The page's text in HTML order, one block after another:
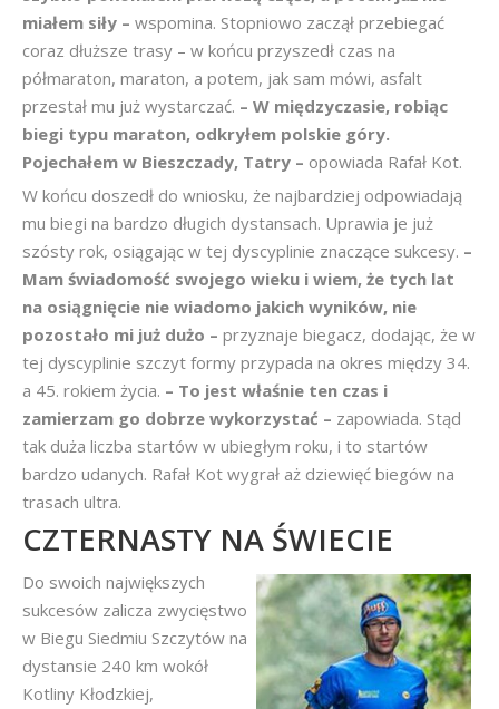
miałem siły – wspomina. Stopniowo zaczął przebiegać
coraz dłuższe trasy – w końcu przyszedł czas na
półmaraton, maraton, a potem, jak sam mówi, asfalt
przestał mu już wystarczać. – W międzyczasie, robiąc
biegi typu maraton, odkryłem polskie góry.
Pojechałem w Bieszczady, Tatry – opowiada Rafał Kot.
W końcu doszedł do wniosku, że najbardziej odpowiadają
mu biegi na bardzo długich dystansach. Uprawia je już
szósty rok, osiągając w tej dyscyplinie znaczące sukcesy. –
Mam świadomość swojego wieku i wiem, że tych lat
na osiągnięcie nie wiadomo jakich wyników, nie
pozostało mi już dużo – przyznaje biegacz, dodając, że w
tej dyscyplinie szczyt formy przypada na okres między 34.
a 45. rokiem życia. – To jest właśnie ten czas i
zamierzam go dobrze wykorzystać – zapowiada. Stąd
tak duża liczba startów w ubiegłym roku, i to startów
bardzo udanych. Rafał Kot wygrał aż dziewięć biegów na
trasach ultra.
CZTERNASTY NA ŚWIECIE
Do swoich największych
sukcesów zalicza zwycięstwo
w Biegu Siedmiu Szczytów na
dystansie 240 km wokół
Kotliny Kłodzkiej,